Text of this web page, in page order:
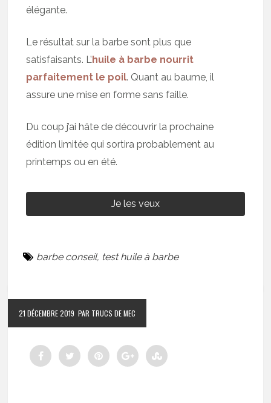
élégante.
Le résultat sur la barbe sont plus que
satisfaisants. L’huile à barbe nourrit
parfaitement le poil. Quant au baume, il
assure une mise en forme sans faille.
Du coup j’ai hâte de découvrir la prochaine
édition limitée qui sortira probablement au
printemps ou en été.
Je les veux
barbe conseil, test huile à barbe
21 DÉCEMBRE 2019 PAR TRUCS DE MEC